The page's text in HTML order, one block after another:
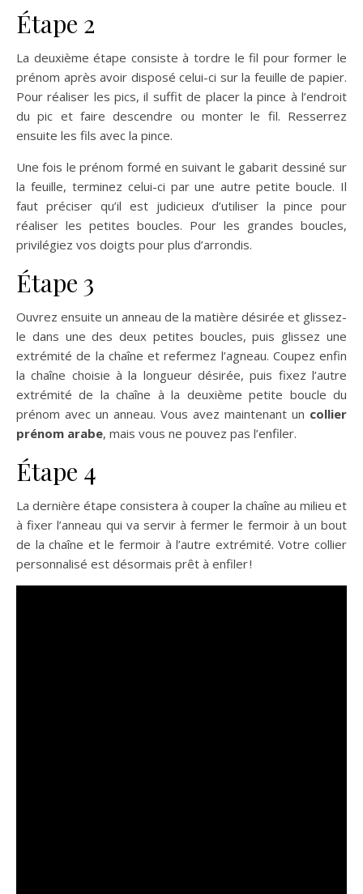
Étape 2
La deuxième étape consiste à tordre le fil pour former le
prénom après avoir disposé celui-ci sur la feuille de papier.
Pour réaliser les pics, il suffit de placer la pince à l’endroit
du pic et faire descendre ou monter le fil. Resserrez
ensuite les fils avec la pince.
Une fois le prénom formé en suivant le gabarit dessiné sur
la feuille, terminez celui-ci par une autre petite boucle. Il
faut préciser qu’il est judicieux d’utiliser la pince pour
réaliser les petites boucles. Pour les grandes boucles,
privilégiez vos doigts pour plus d’arrondis.
Étape 3
Ouvrez ensuite un anneau de la matière désirée et glissez-
le dans une des deux petites boucles, puis glissez une
extrémité de la chaîne et refermez l’agneau. Coupez enfin
la chaîne choisie à la longueur désirée, puis fixez l’autre
extrémité de la chaîne à la deuxième petite boucle du
prénom avec un anneau. Vous avez maintenant un collier
prénom arabe, mais vous ne pouvez pas l’enfiler.
Étape 4
La dernière étape consistera à couper la chaîne au milieu et
à fixer l’anneau qui va servir à fermer le fermoir à un bout
de la chaîne et le fermoir à l’autre extrémité. Votre collier
personnalisé est désormais prêt à enfiler !